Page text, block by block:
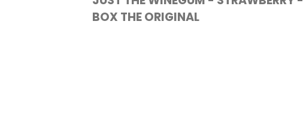
BOX THE ORIGINAL